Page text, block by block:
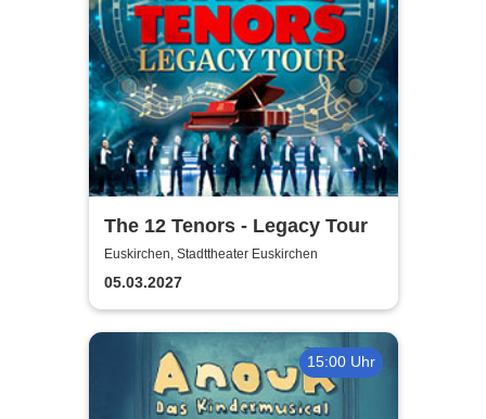
The 12 Tenors - Legacy Tour
Euskirchen, Stadttheater Euskirchen
05.03.2027
15:00 Uhr